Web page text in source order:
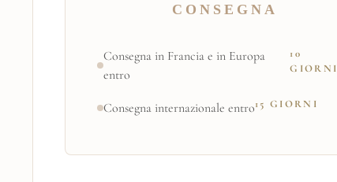
CONSEGNA
Consegna in Francia e in Europa
entro
10
GIORNI
Consegna internazionale entro15 GIORNI